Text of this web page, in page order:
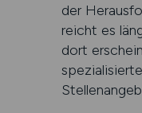
der
reicht es
dort